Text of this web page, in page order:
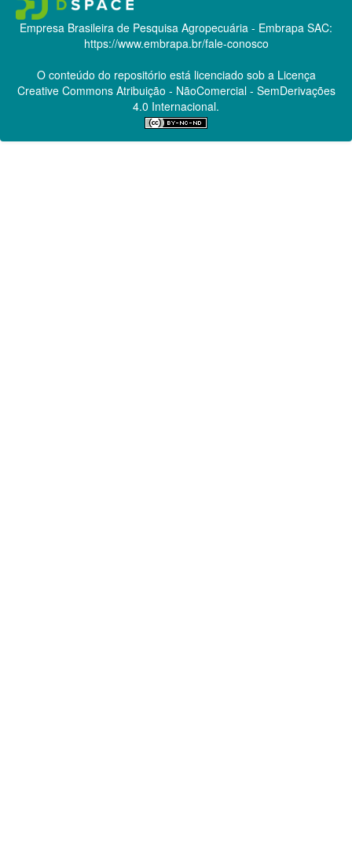
Empresa Brasileira de Pesquisa Agropecuária - Embrapa SAC:
https://www.embrapa.br/fale-conosco
O conteúdo do repositório está licenciado sob a Licença
Creative CommonsAtribuição - NãoComercial - SemDerivações
4.0 Internacional.